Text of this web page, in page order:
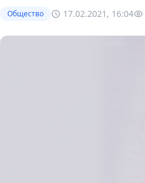
Общество 17.02.2021, 16:04